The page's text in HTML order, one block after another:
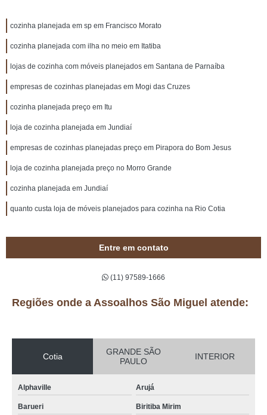
cozinha planejada em sp em Francisco Morato
cozinha planejada com ilha no meio em Itatiba
lojas de cozinha com móveis planejados em Santana de Parnaíba
empresas de cozinhas planejadas em Mogi das Cruzes
cozinha planejada preço em Itu
loja de cozinha planejada em Jundiaí
empresas de cozinhas planejadas preço em Pirapora do Bom Jesus
loja de cozinha planejada preço no Morro Grande
cozinha planejada em Jundiaí
quanto custa loja de móveis planejados para cozinha na Rio Cotia
Entre em contato
(11) 97589-1666
Regiões onde a Assoalhos São Miguel atende:
Cotia
GRANDE SÃO
PAULO
INTERIOR
Alphaville Arujá
Barueri Biritiba Mirim